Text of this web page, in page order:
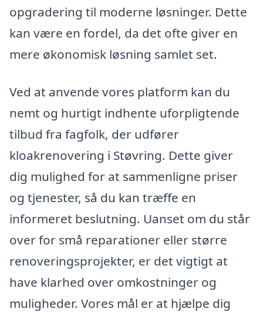
opgradering til moderne løsninger. Dette
kan være en fordel, da det ofte giver en
mere økonomisk løsning samlet set.
Ved at anvende vores platform kan du
nemt og hurtigt indhente uforpligtende
tilbud fra fagfolk, der udfører
kloakrenovering i Støvring. Dette giver
dig mulighed for at sammenligne priser
og tjenester, så du kan træffe en
informeret beslutning. Uanset om du står
over for små reparationer eller større
renoveringsprojekter, er det vigtigt at
have klarhed over omkostninger og
muligheder. Vores mål er at hjælpe dig